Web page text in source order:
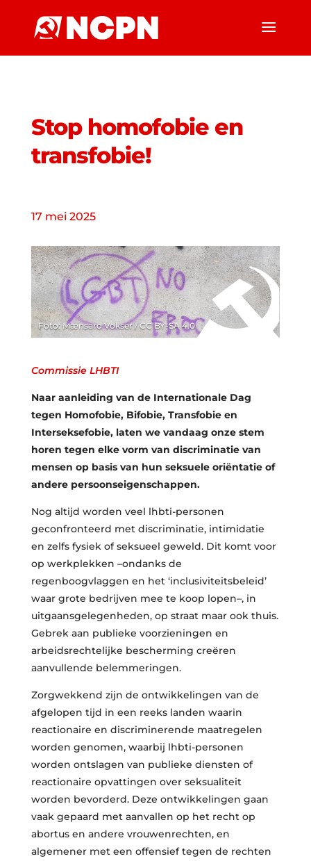
Stop homofobie en
transfobie!
17 mei 2025
Foto: Mænsard Vokser / CC BY-SA 4.0
Commissie LHBTI
Naar aanleiding van de Internationale Dag
tegen Homofobie, Bifobie, Transfobie en
Interseksefobie, laten we vandaag onze stem
horen tegen elke vorm van discriminatie van
mensen op basis van hun seksuele oriëntatie of
andere persoonseigenschappen.
Nog altijd worden veel lhbti-personen
geconfronteerd met discriminatie, intimidatie
en zelfs fysiek of seksueel geweld. Dit komt voor
op werkplekken –ondanks de
regenboogvlaggen en het ‘inclusiviteitsbeleid’
waar grote bedrijven mee te koop lopen–, in
uitgaansgelegenheden, op straat maar ook thuis.
Gebrek aan publieke voorzieningen en
arbeidsrechtelijke bescherming creëren
aanvullende belemmeringen.
Zorgwekkend zijn de ontwikkelingen van de
afgelopen tijd in een reeks landen waarin
reactionaire en discriminerende maatregelen
worden genomen, waarbij lhbti-personen
worden ontslagen van publieke diensten of
reactionaire opvattingen over seksualiteit
worden bevorderd. Deze ontwikkelingen gaan
vaak gepaard met aanvallen op het recht op
abortus en andere vrouwenrechten, en
algemener met een offensief tegen de rechten